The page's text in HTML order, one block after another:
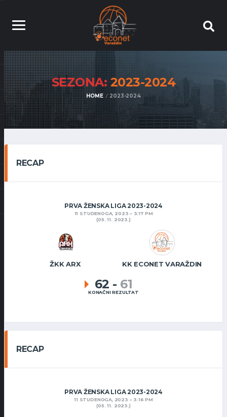
SEZONA: 2023-2024
HOME 2023-2024
RECAP
PRVA ŽENSKA LIGA 2023-2024
11 STUDENOGA, 2023
3:17 PM
(05. 11. 2023.)
ŽKK ARX KK ECONET VARAŽDIN
62 - 61
KONAČNI REZULTAT
RECAP
PRVA ŽENSKA LIGA 2023-2024
11 STUDENOGA, 2023
3:16 PM
(05. 11. 2023.)